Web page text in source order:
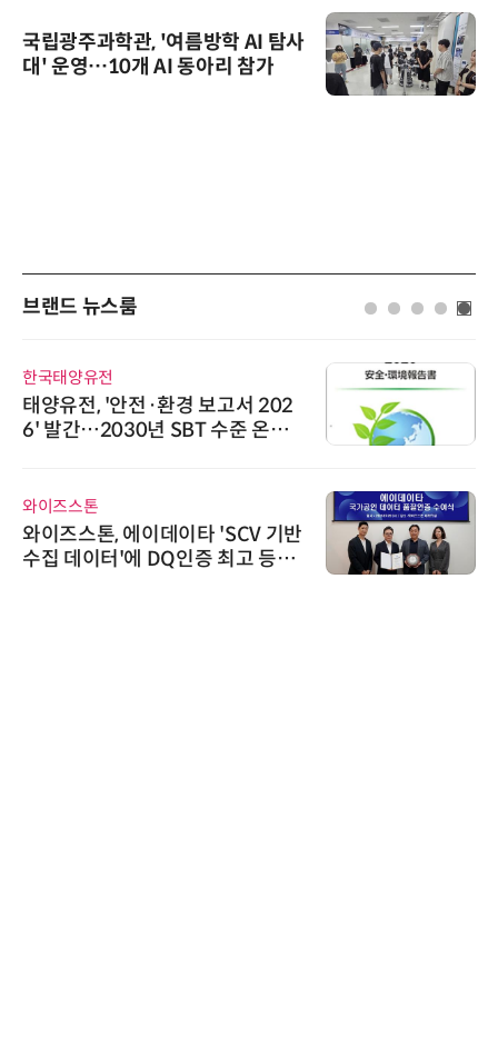
국립광주과학관, '여름방학 AI 탐사
대' 운영…10개 AI 동아리 참가
브랜드 뉴스룸
한국태양유전
태양유전, '안전·환경 보고서 202
6' 발간…2030년 SBT 수준 온실
와이즈스톤
와이즈스톤, 에이데이타 'SCV 기반
수집 데이터'에 DQ인증 최고 등급